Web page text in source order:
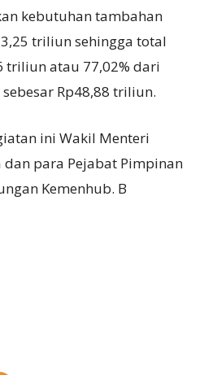
kebutuhan tambahan
triliun sehingga total
triliun atau 77,02% dari
Rp48,88 triliun.
ini Wakil Menteri
dan para Pejabat Pimpinan
Kemenhub. B